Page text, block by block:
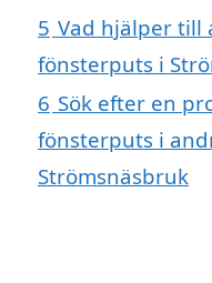
5 Vad hjälper till
fönsterputs i
6 Sök efter en
fönsterputs i
Strömsnäsbruk